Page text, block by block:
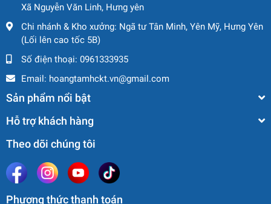
🔸 Hệ thống vận hành
▪ Điều khiển: Tỷ lệ (proportional control)
▪ Hệ dẫn động: Lái cầu trước
▪ Hệ phanh: Phanh cầu sau
▪ Lốp: 381 mm × 127 mm
▪ Tốc độ gió làm việc tối đa: 12,5 m/s
🔸 Hệ thống điện
Xã Nguyễn Văn Linh, Hưng yên
Chi nhánh & Kho xưởng: Ngã tư Tân Minh, Yên Mỹ, Hưng Yên
(Lối lên cao tốc 5B)
Số điện thoại: 0961333935
Email: hoangtamhckt.vn@gmail.com
Sản phẩm nổi bật
Hỗ trợ khách hàng
Theo dõi chúng tôi
Phương thức thanh toán